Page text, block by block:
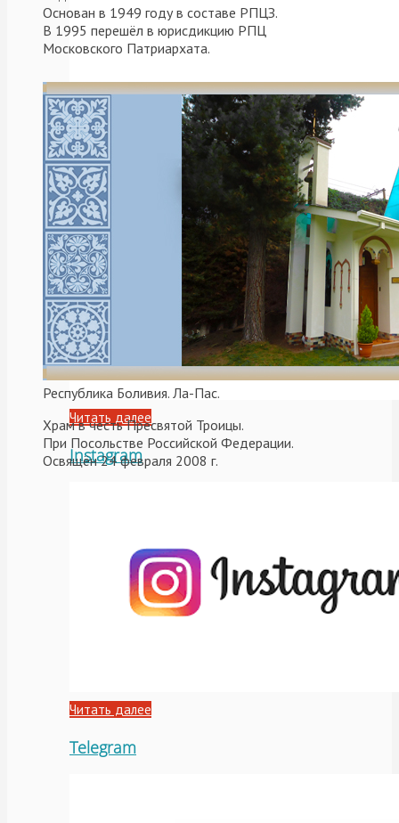
Основан в 1949 году в составе РПЦЗ.
В 1995 перешёл в юрисдикцию РПЦ
Московского Патриархата.
Республика Боливия. Ла-Пас.
Храм в честь Пресвятой Троицы.
При Посольстве Российской Федерации.
Освящён 24 февраля 2008 г.
Читать далее
Instagram
Читать далее
Telegram